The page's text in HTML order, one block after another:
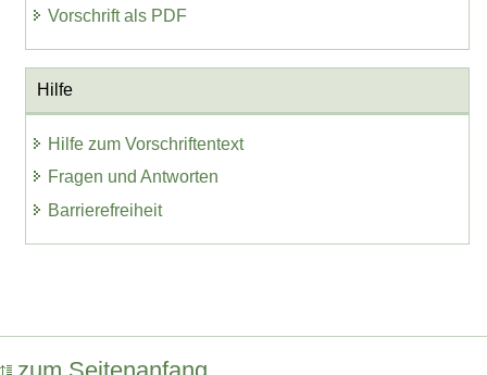
Vorschrift als PDF
Hilfe
Hilfe zum Vorschriftentext
Fragen und Antworten
Barrierefreiheit